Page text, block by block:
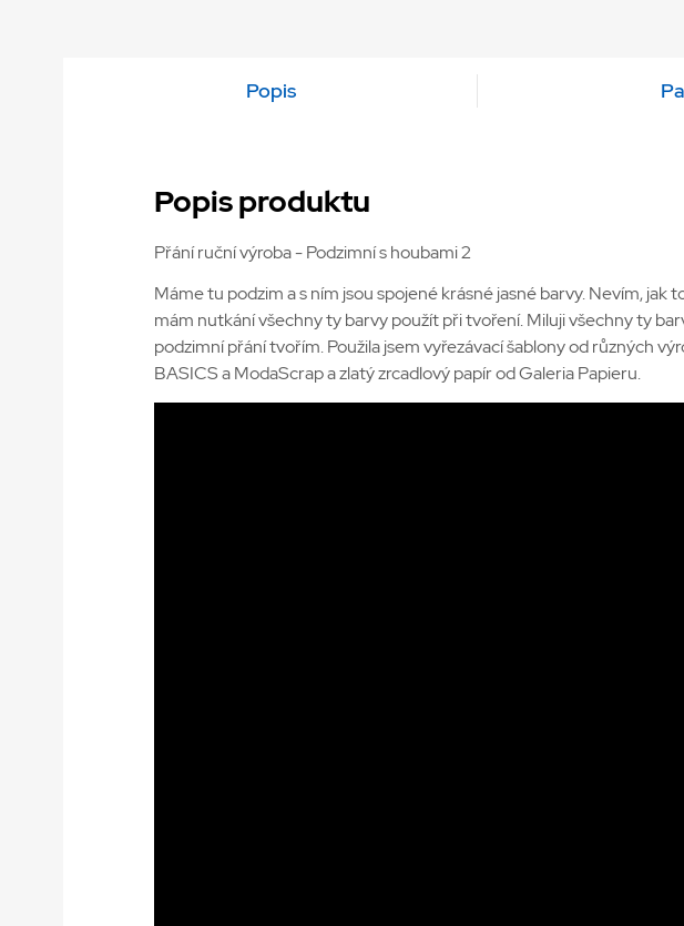
Popis
Popis produktu
Přání ruční výroba - Podzimní s houbami 2
Máme tu podzim a s ním jsou spojené krásné jasné barvy. Nevím, jak
mám nutkání všechny ty barvy použít při tvoření. Miluji všechny ty
podzimní přání tvořím. Použila jsem vyřezávací šablony od různých
BASICS a ModaScrap a zlatý zrcadlový papír od Galeria Papieru.